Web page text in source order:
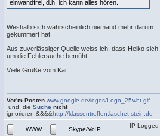
einwandfrei, d.h. ich kann alles hören.
Weshalb sich wahrscheinlich niemand mehr darum
gekümmert hat.
Aus zuverlässiger Quelle weiss ich, dass Heiko sich
um die Fehlersuche bemüht.
Viele Grüße vom Kai.
Vor'm Posten www.google.de/logos/Logo_25wht.gif
und die Suche nicht
ignorieren.&&&&http://klassentreffen.laschet-stein.de
WWW
Skype/VoIP
IP Logged